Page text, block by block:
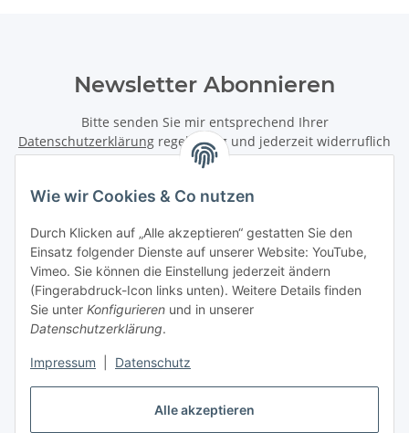
Alle akzeptieren
Wie wir Cookies & Co nutzen
Durch Klicken auf „Alle akzeptieren“ gestatten Sie den
Einsatz folgender Dienste auf unserer Website: YouTube,
Vimeo. Sie können die Einstellung jederzeit ändern
(Fingerabdruck-Icon links unten). Weitere Details finden
Sie unter Konfigurieren und in unserer
Datenschutzerklärung.
Impressum Datenschutz
Newsletter Abonnieren
Bitte senden Sie mir entsprechend Ihrer
Datenschutzerklärung regelmäßig und jederzeit widerruflich
Informationen zu Ihrem Produktsortiment per E-Mail zu.
Newsletter Abonnieren
Informationen
Gesetzliche Informationen